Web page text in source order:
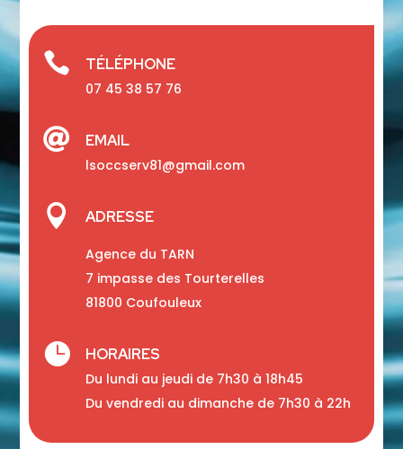
 TÉLÉPHONE
07 45 38 57 76
 EMAIL
lsoccserv81@gmail.com
 ADRESSE
Agence du TARN
7 impasse des Tourterelles
81800 Coufouleux
 HORAIRES
Du lundi au jeudi de 7h30 à 18h45
Du vendredi au dimanche de 7h30 à 22h